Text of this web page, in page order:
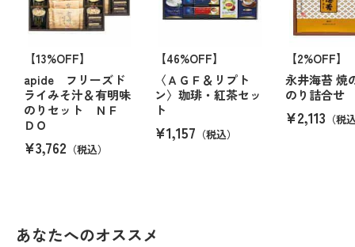
【13%OFF】
apide フリーズド
ライみそ汁＆有明味
のりセット ＮＦ
ＤＯ
¥3,762 （税込）
【46%OFF】
〈ＡＧＦ＆リプト
ン〉珈琲・紅茶セッ
ト
¥1,157 （税込）
【2%OFF】
永井海苔 焼
のり詰合せ
¥2,113 （税
あなたへのオススメ